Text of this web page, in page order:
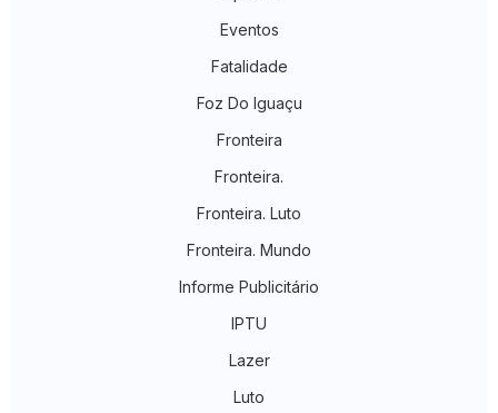
Eventos
Fatalidade
Foz Do Iguaçu
Fronteira
Fronteira.
Fronteira. Luto
Fronteira. Mundo
Informe Publicitário
IPTU
Lazer
Luto